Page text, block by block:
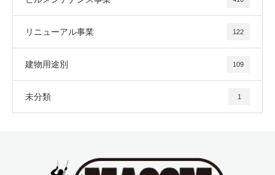
リニューアル事業 122
建物用途別 109
未分類 1